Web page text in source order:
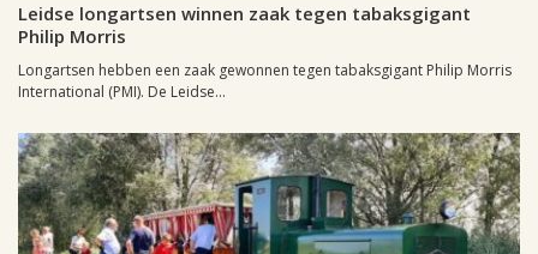
Leidse longartsen winnen zaak tegen tabaksgigant
Philip Morris
Longartsen hebben een zaak gewonnen tegen tabaksgigant Philip Morris
International (PMI). De Leidse...